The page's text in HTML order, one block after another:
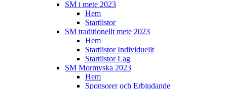
SM i mete 2023
Hem
Startlistor
SM traditionellt mete 2023
Hem
Startlistor Individuellt
Startlistor Lag
SM Mormyska 2023
Hem
Sponsorer och Erbjudande